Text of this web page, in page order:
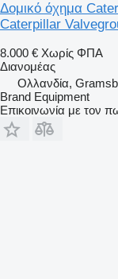
Δομικό όχημα
Caterpillar
8.000 € Χωρίς ΦΠΑ
Διανομέας
Ολλανδία,
Brand Equipment
Επικοινωνία με τον